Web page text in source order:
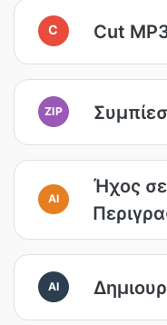
C Cut
ZIP
AI
Ήχος
AI